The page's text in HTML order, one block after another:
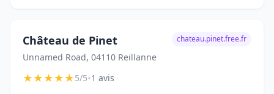
Château de Pinet
Unnamed Road, 04110 Reillanne
chateau.pinet.free.fr
★★★★★5/5•1 avis